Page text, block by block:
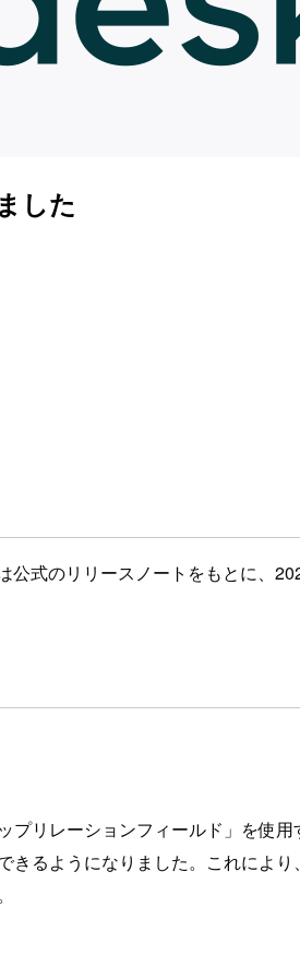
した
式のリリースノートをもとに、
リレーションフィールド」を使
るようになりました。これによ